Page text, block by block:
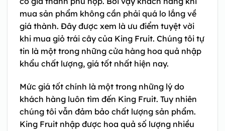
mua sản phẩm không cần phải quá lo lắng về
giá thành. Đây được xem là ưu điểm tuyệt vời
khi mua giỏ trái cây của King Fruit. Chúng tôi tự
tin là một trong những cửa hàng hoa quả nhập
khẩu chất lượng, giá tốt nhất hiện nay.
Mức giá tốt chính là một trong những lý do
khách hàng luôn tìm đến King Fruit. Tuy nhiên
chúng tôi vẫn đảm bảo chất lượng sản phẩm.
King Fruit nhập được hoa quả số lượng nhiều